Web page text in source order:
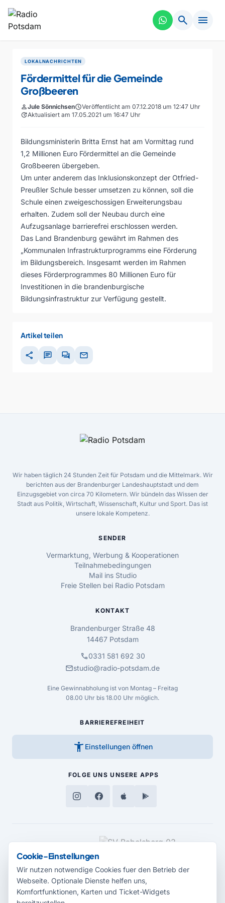
search menu
LOKALNACHRICHTEN
Fördermittel für die Gemeinde
Großbeeren
personJule SönnichsenscheduleVeröffentlicht am 07.12.2018 um 12:47 Uhr
updateAktualisiert am 17.05.2021 um 16:47 Uhr
Bildungsministerin Britta Ernst hat am Vormittag rund
1,2 Millionen Euro Fördermittel an die Gemeinde
Großbeeren übergeben.
Um unter anderem das Inklusionskonzept der Otfried-
Preußler Schule besser umsetzen zu können, soll die
Schule einen zweigeschossigen Erweiterungsbau
erhalten. Zudem soll der Neubau durch eine
Aufzugsanlage barrierefrei erschlossen werden.
Das Land Brandenburg gewährt im Rahmen des
„Kommunalen Infrastrukturprogramms eine Förderung
im Bildungsbereich. Insgesamt werden im Rahmen
dieses Förderprogrammes 80 Millionen Euro für
Investitionen in die brandenburgische
Bildungsinfrastruktur zur Verfügung gestellt.
Artikel teilen
share chat forum mail
Wir haben täglich 24 Stunden Zeit für Potsdam und die Mittelmark. Wir
berichten aus der Brandenburger Landeshauptstadt und dem
Einzugsgebiet von circa 70 Kilometern. Wir bündeln das Wissen der
Stadt aus Politik, Wirtschaft, Wissenschaft, Kultur und Sport. Das ist
unsere lokale Kompetenz.
SENDER
Vermarktung, Werbung & Kooperationen
Teilnahmebedingungen
Mail ins Studio
Freie Stellen bei Radio Potsdam
KONTAKT
Brandenburger Straße 48
14467 Potsdam
call0331 581 692 30
mailstudio@radio-potsdam.de
Eine Gewinnabholung ist von Montag – Freitag
08.00 Uhr bis 18.00 Uhr möglich.
BARRIEREFREIHEIT
accessibility_new Einstellungen öffnen
FOLGE UNS UNSERE APPS
MEDIENPARTNER
Cookie-Einstellungen
Wir nutzen notwendige Cookies fuer den Betrieb der
Webseite. Optionale Dienste helfen uns,
Komfortfunktionen, Karten und Ticket-Widgets